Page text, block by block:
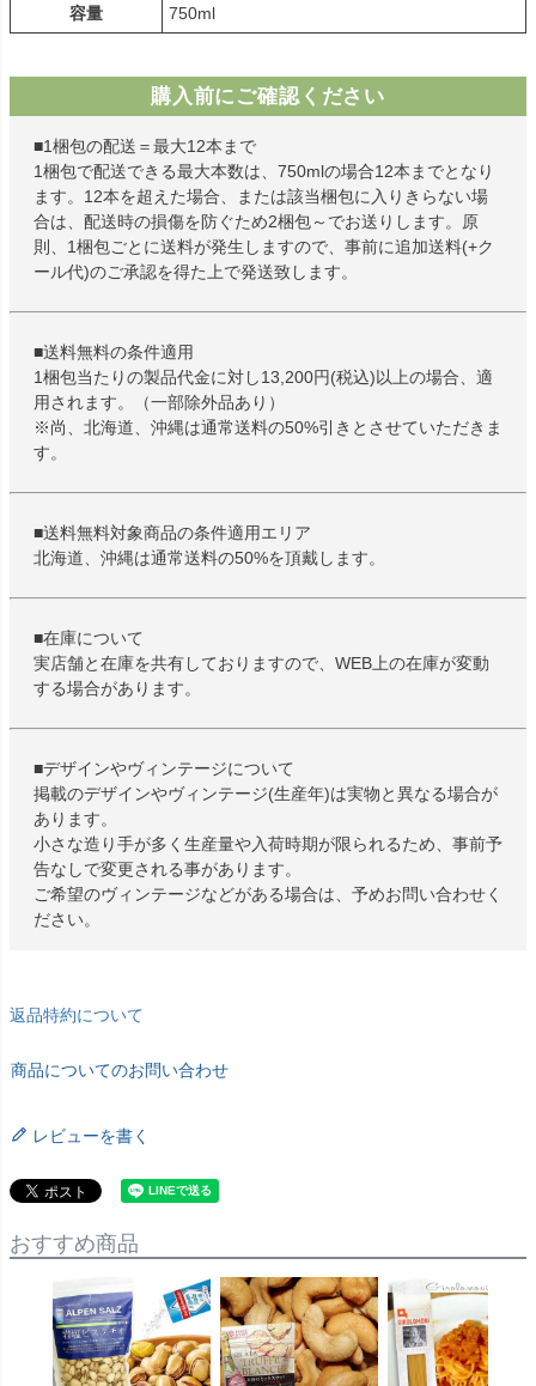
容量 750ml
購入前にご確認ください
■1梱包の配送＝最大12本まで
1梱包で配送できる最大本数は、750mlの場合12本までとなり
ます。12本を超えた場合、または該当梱包に入りきらない場
合は、配送時の損傷を防ぐため2梱包～でお送りします。原
則、1梱包ごとに送料が発生しますので、事前に追加送料(+ク
ール代)のご承認を得た上で発送致します。
■送料無料の条件適用
1梱包当たりの製品代金に対し13,200円(税込)以上の場合、適
用されます。（一部除外品あり）
※尚、北海道、沖縄は通常送料の50%引きとさせていただきま
す。
■送料無料対象商品の条件適用エリア
北海道、沖縄は通常送料の50%を頂戴します。
■在庫について
実店舗と在庫を共有しておりますので、WEB上の在庫が変動
する場合があります。
■デザインやヴィンテージについて
掲載のデザインやヴィンテージ(生産年)は実物と異なる場合が
あります。
小さな造り手が多く生産量や入荷時期が限られるため、事前予
告なしで変更される事があります。
ご希望のヴィンテージなどがある場合は、予めお問い合わせく
ださい。
返品特約について
商品についてのお問い合わせ
レビューを書く
おすすめ商品